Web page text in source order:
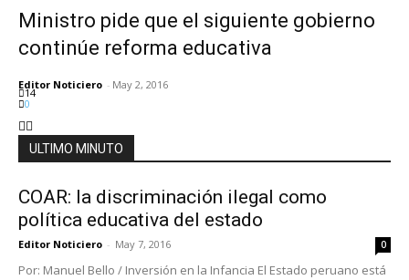
Ministro pide que el siguiente gobierno
continúe reforma educativa
Editor Noticiero - May 2, 2016
14
0
ULTIMO MINUTO
COAR: la discriminación ilegal como
política educativa del estado
Editor Noticiero - May 7, 2016 0
Por: Manuel Bello / Inversión en la Infancia El Estado peruano está